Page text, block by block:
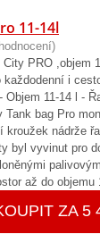
11-14l
PRO ,objem
každodenní i
11-14 l -
Tank bag Pro
kroužek nádrže
byl vyvinut pro
až do objemu
ZA 5